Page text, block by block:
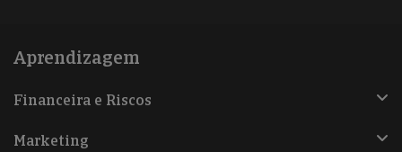
Aprendizagem
Financeira e Riscos
Marketing